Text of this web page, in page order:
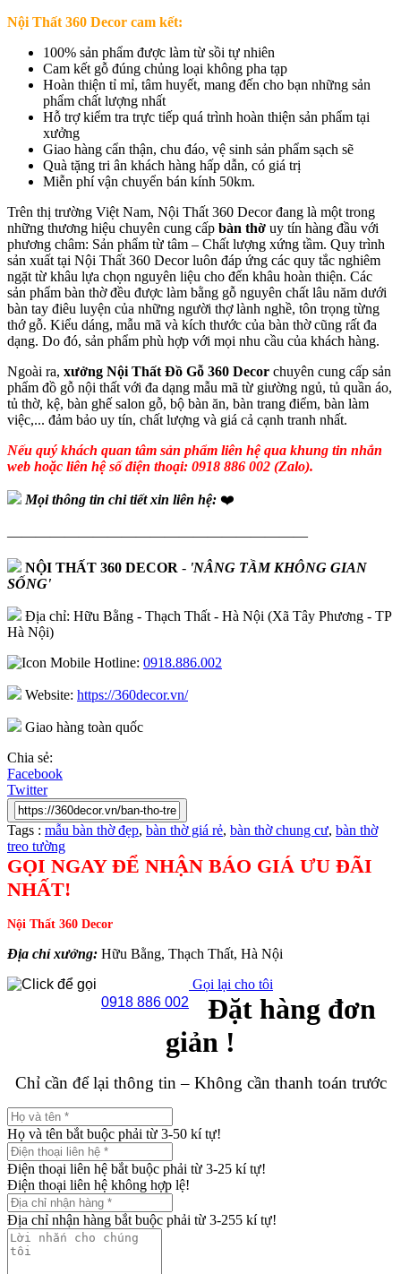
Nội Thất 360 Decor cam kết:
100% sản phẩm được làm từ sồi tự nhiên
Cam kết gỗ đúng chủng loại không pha tạp
Hoàn thiện tỉ mỉ, tâm huyết, mang đến cho bạn những sản
phẩm chất lượng nhất
Hỗ trợ kiểm tra trực tiếp quá trình hoàn thiện sản phẩm tại
xưởng
Giao hàng cẩn thận, chu đáo, vệ sinh sản phẩm sạch sẽ
Quà tặng tri ân khách hàng hấp dẫn, có giá trị
Miễn phí vận chuyển bán kính 50km.
Trên thị trường Việt Nam, Nội Thất 360 Decor đang là một trong
những thương hiệu chuyên cung cấp bàn thờ uy tín hàng đầu với
phương châm: Sản phẩm từ tâm – Chất lượng xứng tầm. Quy trình
sản xuất tại Nội Thất 360 Decor luôn đáp ứng các quy tắc nghiêm
ngặt từ khâu lựa chọn nguyên liệu cho đến khâu hoàn thiện. Các
sản phẩm bàn thờ đều được làm bằng gỗ nguyên chất lâu năm dưới
bàn tay điêu luyện của những người thợ lành nghề, tôn trọng từng
thớ gỗ. Kiểu dáng, mẫu mã và kích thước của bàn thờ cũng rất đa
dạng. Do đó, sản phẩm phù hợp với mọi nhu cầu của khách hàng.
Ngoài ra, xưởng Nội Thất Đồ Gỗ 360 Decor chuyên cung cấp sản
phẩm đồ gỗ nội thất với đa dạng mẫu mã từ giường ngủ, tủ quần áo,
tủ thờ, kệ, bàn ghế salon gỗ, bộ bàn ăn, bàn trang điểm, bàn làm
việc,... đảm bảo uy tín, chất lượng và giá cả cạnh tranh nhất.
Nếu quý khách quan tâm sản phẩm liên hệ qua khung tin nhắn
web hoặc liên hệ số điện thoại: 0918 886 002 (Zalo).
Mọi thông tin chi tiết xin liên hệ: ❤️
—————————————————————
NỘI THẤT 360 DECOR - 'NÂNG TẦM KHÔNG GIAN
SỐNG'
Địa chỉ: Hữu Bằng - Thạch Thất - Hà Nội (Xã Tây Phương - TP
Hà Nội)
Hotline: 0918.886.002
Website: https://360decor.vn/
Giao hàng toàn quốc
Chia sẻ:
Facebook
Twitter
Tags : mẫu bàn thờ đẹp, bàn thờ giá rẻ, bàn thờ chung cư, bàn thờ
treo tường
GỌI NGAY ĐỂ NHẬN BÁO GIÁ ƯU ĐÃI
NHẤT!
Nội Thất 360 Decor
Địa chỉ xưởng: Hữu Bằng, Thạch Thất, Hà Nội
0918 886 002
Gọi lại cho tôi
Đặt hàng đơn
giản !
Chỉ cần để lại thông tin – Không cần thanh toán trước
Họ và tên bắt buộc phải từ 3-50 kí tự!
Điện thoại liên hệ bắt buộc phải từ 3-25 kí tự!
Điện thoại liên hệ không hợp lệ!
Địa chỉ nhận hàng bắt buộc phải từ 3-255 kí tự!